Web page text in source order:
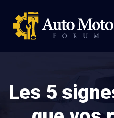
Les 5